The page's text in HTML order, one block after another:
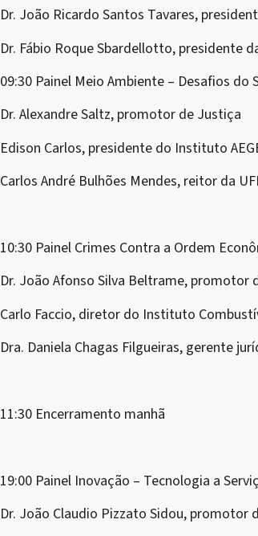
Dr. João Ricardo Santos Tavares,
Dr. Fábio Roque Sbardellotto, presidente
09:30 Painel Meio Ambiente – Desafios
Dr. Alexandre Saltz, promotor de Justiça
Edison Carlos, presidente do Instituto
Carlos André Bulhões Mendes, reitor da
10:30 Painel Crimes Contra a Ordem
Dr. João Afonso Silva Beltrame, promotor
Carlo Faccio, diretor do Instituto
Dra. Daniela Chagas Filgueiras, gerente
11:30 Encerramento manhã
19:00 Painel Inovação – Tecnologia a
Dr. João Claudio Pizzato Sidou, promotor